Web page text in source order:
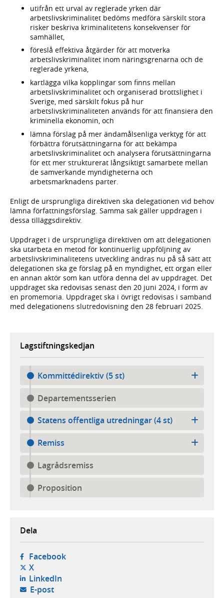
utifrån ett urval av reglerade yrken där
arbetslivskriminalitet bedöms medföra särskilt stora
risker beskriva kriminalitetens konsekvenser för
samhället,
föreslå effektiva åtgärder för att motverka
arbetslivskriminalitet inom näringsgrenarna och de
reglerade yrkena,
kartlägga vilka kopplingar som finns mellan
arbetslivskriminalitet och organiserad brottslighet i
Sverige, med särskilt fokus på hur
arbetslivskriminaliteten används för att finansiera den
kriminella ekonomin, och
lämna förslag på mer ändamålsenliga verktyg för att
förbättra förutsättningarna för att bekämpa
arbetslivskriminalitet och analysera förutsättningarna
för ett mer strukturerat långsiktigt samarbete mellan
de samverkande myndigheterna och
arbetsmarknadens parter.
Enligt de ursprungliga direktiven ska delegationen vid behov
lämna författningsförslag. Samma sak gäller uppdragen i
dessa tilläggsdirektiv.
Uppdraget i de ursprungliga direktiven om att delegationen
ska utarbeta en metod för kontinuerlig uppföljning av
arbetslivskriminalitetens utveckling ändras nu på så sätt att
delegationen ska ge förslag på en myndighet, ett organ eller
en annan aktör som kan utföra denna del av uppdraget. Det
uppdraget ska redovisas senast den 20 juni 2024, i form av
en promemoria. Uppdraget ska i övrigt redovisas i samband
med delegationens slutredovisning den 28 februari 2025.
Lagstiftningskedjan
Kommittédirektiv (5 st)
Departementsserien
Statens offentliga utredningar (4 st)
Remiss
Lagrådsremiss
Proposition
Dela
Facebook- öppnas i ny flik, extern webbplats,
X- öppnas i ny flik, extern webbplats,
LinkedIn- öppnas i ny flik, extern webbplats,
E-post- öppnar din e-postklient,